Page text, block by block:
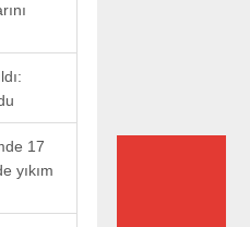
17
yıkım